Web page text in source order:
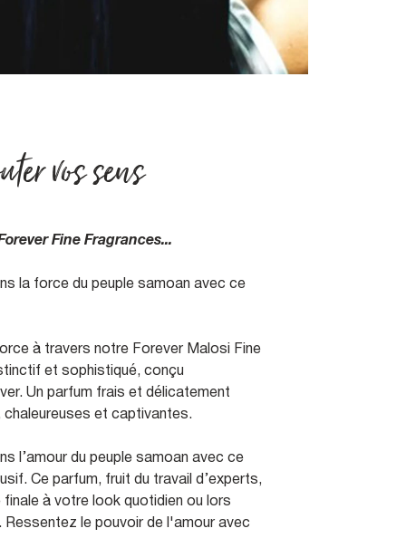
vos sens
Fine Fragrances...
la force du peuple samoan avec ce
à travers notre Forever Malosi Fine
et sophistiqué, conçu
Un parfum frais et délicatement
et captivantes.
l’amour du peuple samoan avec ce
Ce parfum, fruit du travail d’experts,
à votre look quotidien ou lors
Ressentez le pouvoir de l'amour avec